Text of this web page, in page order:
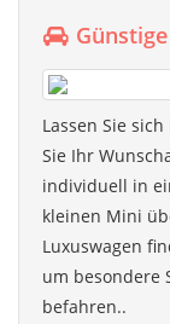
Lassen Sie
Sie Ihr
individuell in
kleinen Mini
Luxuswagen
um besondere
befahren..